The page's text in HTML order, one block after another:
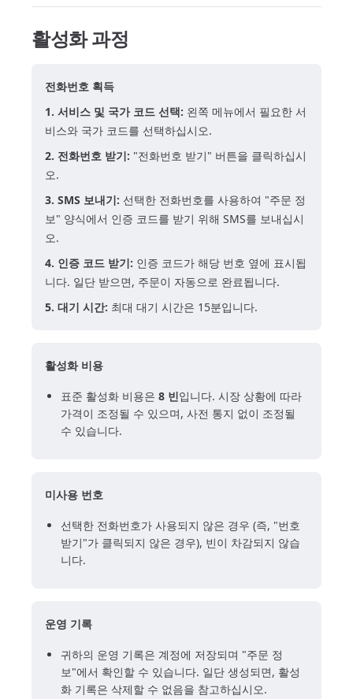
활성화 과정
전화번호 획득
1. 서비스 및 국가 코드 선택: 왼쪽 메뉴에서 필요한 서
비스와 국가 코드를 선택하십시오.
2. 전화번호 받기: "전화번호 받기" 버튼을 클릭하십시
오.
3. SMS 보내기: 선택한 전화번호를 사용하여 "주문 정
보" 양식에서 인증 코드를 받기 위해 SMS를 보내십시
오.
4. 인증 코드 받기: 인증 코드가 해당 번호 옆에 표시됩
니다. 일단 받으면, 주문이 자동으로 완료됩니다.
5. 대기 시간: 최대 대기 시간은 15분입니다.
활성화 비용
표준 활성화 비용은 8 빈입니다. 시장 상황에 따라
가격이 조정될 수 있으며, 사전 통지 없이 조정될
수 있습니다.
미사용 번호
선택한 전화번호가 사용되지 않은 경우 (즉, "번호
받기"가 클릭되지 않은 경우), 빈이 차감되지 않습
니다.
운영 기록
귀하의 운영 기록은 계정에 저장되며 "주문 정
보"에서 확인할 수 있습니다. 일단 생성되면, 활성
화 기록은 삭제할 수 없음을 참고하십시오.